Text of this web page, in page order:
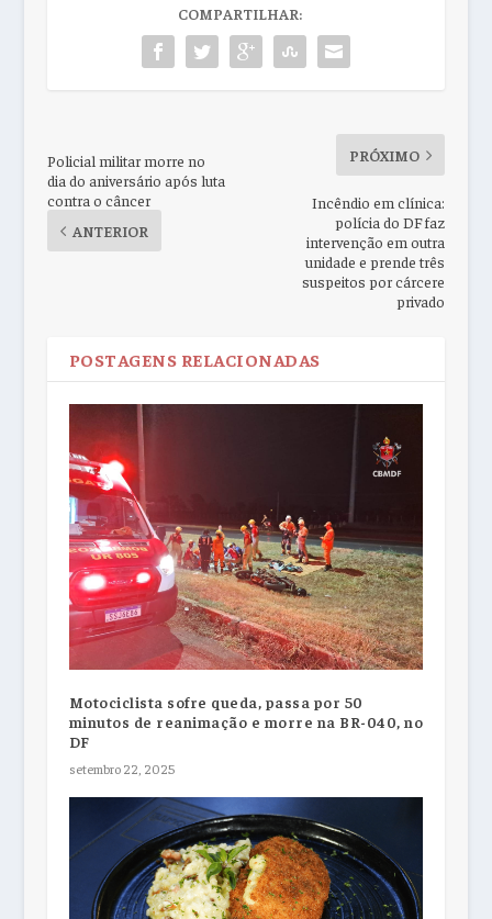
COMPARTILHAR:
Policial militar morre no
dia do aniversário após luta
contra o câncer
ANTERIOR
PRÓXIMO
Incêndio em clínica:
polícia do DF faz
intervenção em outra
unidade e prende três
suspeitos por cárcere
privado
POSTAGENS RELACIONADAS
Motociclista sofre queda, passa por 50
minutos de reanimação e morre na BR-040, no
DF
setembro 22, 2025